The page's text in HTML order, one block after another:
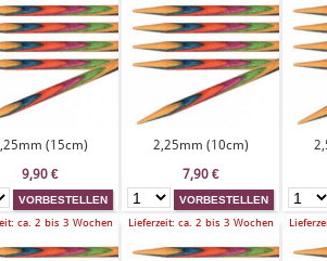
(15cm)
9,90 €
2,25mm (10cm)
7,90 €
ca. 2 bis 3 Wochen Lieferzeit: ca. 2 bis 3 Wochen